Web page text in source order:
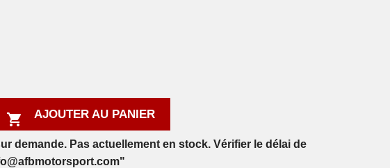
 AJOUTER AU PANIER
demande. Pas actuellement en stock. Vérifier le délai de